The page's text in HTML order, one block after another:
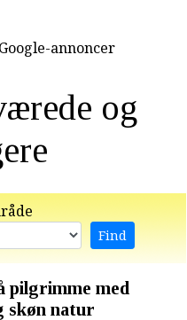
annoncer
og
pilgrimme med
skøn natur